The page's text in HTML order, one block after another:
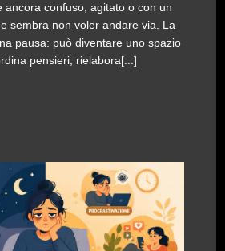
ancora confuso, agitato o con un
sembra non voler andare via. La
pausa: può diventare uno spazio
pensieri, rielabora[...]